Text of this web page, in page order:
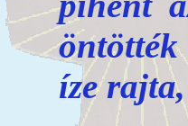
öntötték
íze